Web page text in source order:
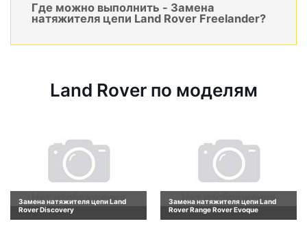
Где можно выполнить - Замена
натяжителя цепи Land Rover Freelander?
Land Rover по моделям
Замена натяжителя цепи Land
Rover Discovery
Замена натяжителя цепи Land
Rover Range Rover Evoque